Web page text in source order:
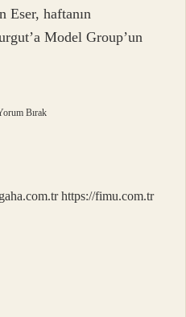
Eser, haftanın
Model Group’un
Bırak
https://fimu.com.tr